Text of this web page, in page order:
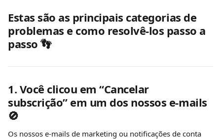
Estas são as principais categorias de
problemas e como resolvê-los passo a
passo 👣
1. Você clicou em “Cancelar
subscrição” em um dos nossos e-mails
🚫
Os nossos e-mails de marketing ou notificações de conta